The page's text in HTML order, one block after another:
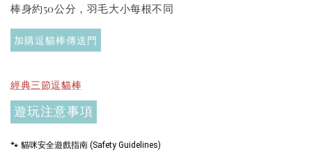
NT$ 1,500 TWD
$289加購奧咪樂 紓壓玩具
棒身約50公分，羽毛大小每根不同
加購逗貓棒傳送門
經典三節逗貓棒
遊玩注意事項
🐾 貓咪安全遊戲指南 (Safety Guidelines)